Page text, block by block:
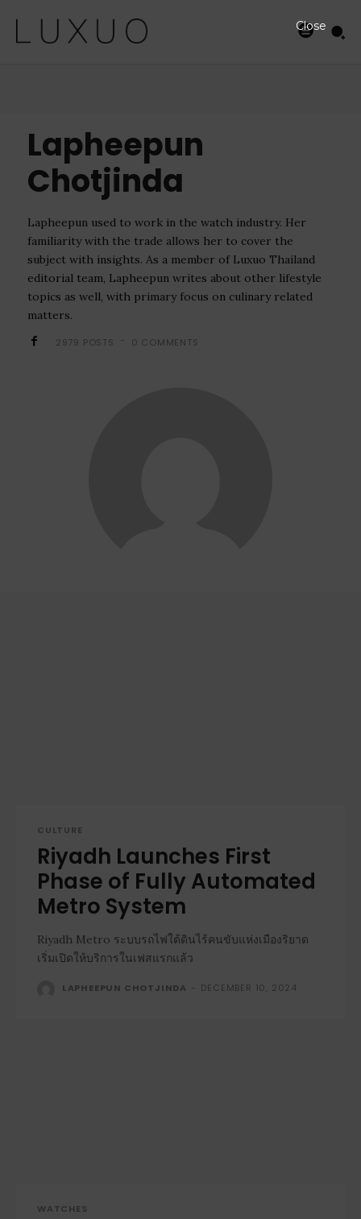
Lapheepun
Chotjinda
Lapheepun used to work in the watch industry. Her
familiarity with the trade allows her to cover the
subject with insights. As a member of Luxuo Thailand
editorial team, Lapheepun writes about other lifestyle
topics as well, with primary focus on culinary related
matters.
2979 POSTS - 0 COMMENTS
CULTURE
Riyadh Launches First
Phase of Fully Automated
Metro System
Riyadh Metro ระบบรถไฟใต้ดินไร้คนขับแห่งเมืองริยาด
เริ่มเปิดให้บริการในเฟสแรกแล้ว
LAPHEEPUN CHOTJINDA - DECEMBER 10, 2024
WATCHES
Close